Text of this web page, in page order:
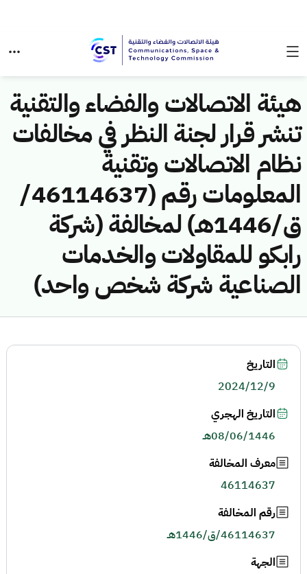
هيئة الاتصالات والفضاء والتقنية
تنشر قرار لجنة النظر في مخالفات
نظام الاتصالات وتقنية
المعلومات رقم (46114637/
ق/1446هـ) لمخالفة (شركة
رابكو للمقاولات والخدمات
الصناعية شركة شخص واحد)
التاريخ
2024/12/9
التاريخ الهجري
08/06/1446هـ
معرف المخالفة
46114637
رقم المخالفة
46114637/ق/1446هـ
الجهة